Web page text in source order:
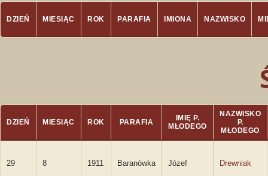
DZIEŃ MIESIĄC ROK PARAFIA IMIONA NAZWISKO
DZIEŃ MIESIĄC ROK PARAFIA
IMIĘ P.
MŁODEGO
NAZWISKO
P.
MŁODEGO
29 8 1911 Baranówka Józef Drewniak